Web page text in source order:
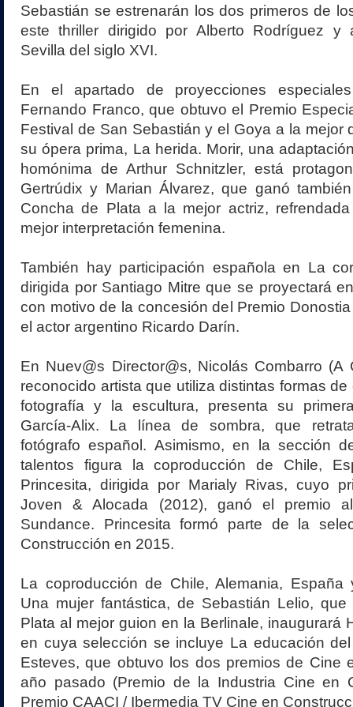
Sebastián se estrenarán los dos primeros de
este thriller dirigido por Alberto Rodríguez y
Sevilla del siglo XVI.
En el apartado de proyecciones
Fernando Franco, que obtuvo el Premio
Festival de San Sebastián y el Goya a la mejor
su ópera prima, La herida. Morir, una
homónima de Arthur Schnitzler, está
Gertrúdix y Marian Álvarez, que ganó
Concha de Plata a la mejor actriz,
mejor interpretación femenina.
También hay participación española en La
dirigida por Santiago Mitre que se proyectará
con motivo de la concesión del Premio
el actor argentino Ricardo Darín.
En Nuev@s Director@s, Nicolás Combarro (A
reconocido artista que utiliza distintas formas
fotografía y la escultura, presenta su
García-Alix. La línea de sombra, que
fotógrafo español. Asimismo, en la sección
talentos figura la coproducción de Chile,
Princesita, dirigida por Marialy Rivas, cuyo
Joven & Alocada (2012), ganó el premio
Sundance. Princesita formó parte de la
Construcción en 2015.
La coproducción de Chile, Alemania, España
Una mujer fantástica, de Sebastián Lelio,
Plata al mejor guion en la Berlinale, inaugurará
en cuya selección se incluye La educación
Esteves, que obtuvo los dos premios de Cine
año pasado (Premio de la Industria Cine en
Premio CAACI / Ibermedia TV Cine en